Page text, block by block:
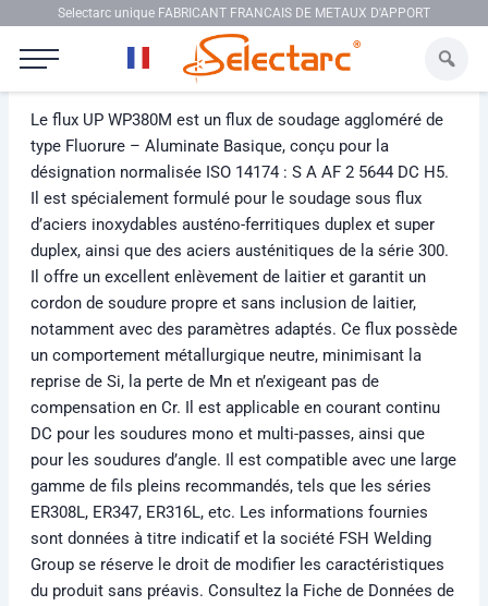
Aller au contenuSelectarc unique FABRICANT FRANCAIS DE METAUX D'APPORT
Selectarc Flux UP WP380M
Le flux UP WP380M est un flux de soudage aggloméré de
type Fluorure – Aluminate Basique, conçu pour la
désignation normalisée ISO 14174 : S A AF 2 5644 DC H5.
Il est spécialement formulé pour le soudage sous flux
d’aciers inoxydables austéno-ferritiques duplex et super
duplex, ainsi que des aciers austénitiques de la série 300.
Il offre un excellent enlèvement de laitier et garantit un
cordon de soudure propre et sans inclusion de laitier,
notamment avec des paramètres adaptés. Ce flux possède
un comportement métallurgique neutre, minimisant la
reprise de Si, la perte de Mn et n’exigeant pas de
compensation en Cr. Il est applicable en courant continu
DC pour les soudures mono et multi-passes, ainsi que
pour les soudures d’angle. Il est compatible avec une large
gamme de fils pleins recommandés, tels que les séries
ER308L, ER347, ER316L, etc. Les informations fournies
sont données à titre indicatif et la société FSH Welding
Group se réserve le droit de modifier les caractéristiques
du produit sans préavis. Consultez la Fiche de Données de